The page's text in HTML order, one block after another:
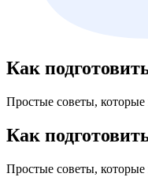
Как
Простые советы, которые
Как
Простые советы, которые